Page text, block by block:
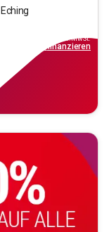
inkl.MwSt.
finanzieren